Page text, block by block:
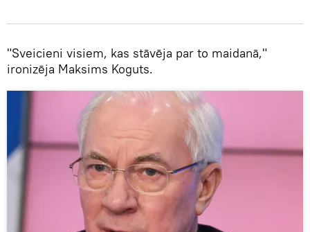
"Sveicieni visiem, kas stāvēja par to maidanā,"
ironizēja Maksims Koguts.